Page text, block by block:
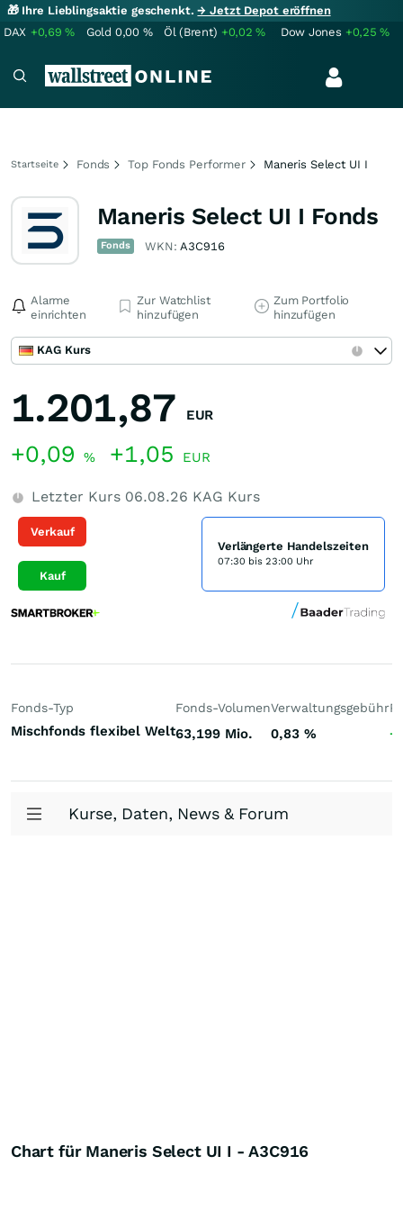
🎁 Ihre Lieblingsaktie geschenkt.→ Jetzt Depot eröffnen
DAX +0,69% Gold 0,00 % Öl (Brent) +0,02% Dow Jones +0,25%
Startseite Fonds Top Fonds Performer Maneris Select UI I
Maneris Select UI I Fonds
Fonds WKN:A3C916
Alarme
einrichten
Zur Watchlist
hinzufügen
Zum Portfolio
hinzufügen
KAG Kurs
1.201,87 EUR
+0,09 % +1,05 EUR
Letzter Kurs 06.08.26 KAG Kurs
Verkauf
Kauf
Verlängerte Handelszeiten
07:30 bis 23:00 Uhr
Fonds-Typ
Mischfonds flexibel Welt
Fonds-Volumen
63,199 Mio.
Verwaltungsgebühr
0,83 %
Kurse, Daten, News & Forum
Chart für Maneris Select UI I - A3C916